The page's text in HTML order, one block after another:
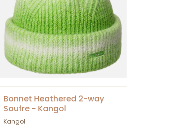
Bonnet Heathered 2-way
Soufre - Kangol
Kangol